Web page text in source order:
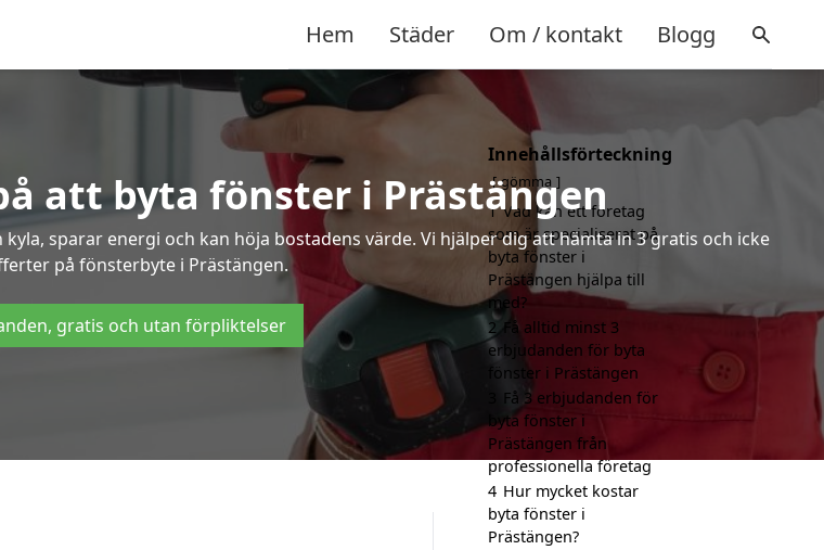
Hem Städer Om / kontakt Blogg
att byta fönster i Prästängen
sparar energi och kan höja bostadens värde. Vi hjälper dig att hämta in 3 gratis och icke
på fönsterbyte i Prästängen.
gratis och utan förpliktelser
Innehållsförteckning
gömma
1 Vad kan ett företag
som är specialiserat på
byta fönster i
Prästängen hjälpa till
med?
2 Få alltid minst 3
erbjudanden för byta
fönster i Prästängen
Få 3 erbjudanden för
byta fönster i
Prästängen från
professionella företag
4 Hur mycket kostar
byta fönster i
Prästängen?